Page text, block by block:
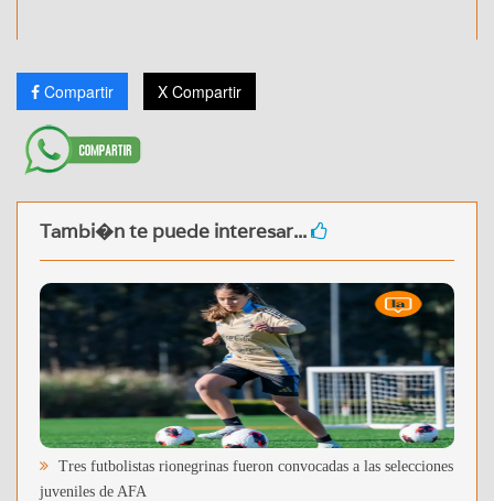
Compartir X Compartir
Tambi�n te puede interesar...
Tres futbolistas rionegrinas fueron convocadas a las selecciones
juveniles de AFA